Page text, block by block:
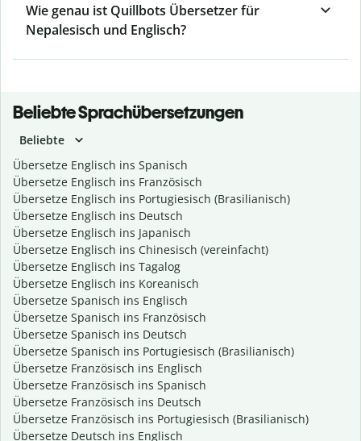
Wie genau ist Quillbots Übersetzer für
Nepalesisch und Englisch?
Beliebte Sprachübersetzungen
Beliebte
Übersetze Englisch ins Spanisch
Übersetze Englisch ins Französisch
Übersetze Englisch ins Portugiesisch (Brasilianisch)
Übersetze Englisch ins Deutsch
Übersetze Englisch ins Japanisch
Übersetze Englisch ins Chinesisch (vereinfacht)
Übersetze Englisch ins Tagalog
Übersetze Englisch ins Koreanisch
Übersetze Spanisch ins Englisch
Übersetze Spanisch ins Französisch
Übersetze Spanisch ins Deutsch
Übersetze Spanisch ins Portugiesisch (Brasilianisch)
Übersetze Französisch ins Englisch
Übersetze Französisch ins Spanisch
Übersetze Französisch ins Deutsch
Übersetze Französisch ins Portugiesisch (Brasilianisch)
Übersetze Deutsch ins Englisch